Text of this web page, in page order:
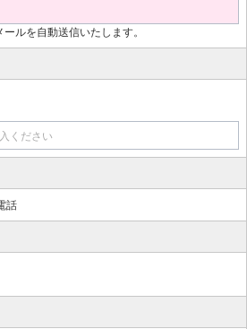
ルを自動送信いたします。
ください
話